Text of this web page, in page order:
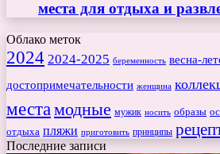
места для отдыха и
Облако меток
2024 2024-2025 беременность весна-
достопримечательности женщина
места модные мужик носить образы
отдыха пляжи приготовить принципы
Последние записи